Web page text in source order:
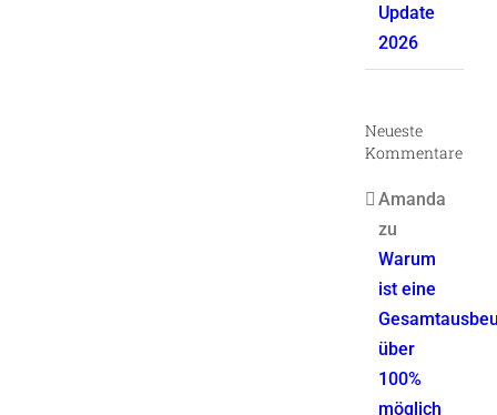
Update
2026
Neueste
Kommentare
Amanda
zu
Warum
ist eine
über
100%
möglich